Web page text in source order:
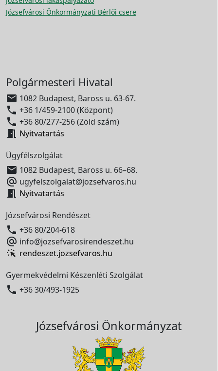
Józsefvárosi Önkormányzati Bérlői csere
Polgármesteri Hivatal
 1082 Budapest, Baross u. 63-67.
 +36 1/459-2100 (Központ)
 +36 80/277-256 (Zöld szám)
 Nyitvatartás
Ügyfélszolgálat
 1082 Budapest, Baross u. 66–68.
 ugyfelszolgalat@jozsefvaros.hu
 Nyitvatartás
Józsefvárosi Rendészet
 +36 80/204-618
 info@jozsefvarosirendeszet.hu
rendeszet.jozsefvaros.hu
Gyermekvédelmi Készenléti Szolgálat
 +36 30/493-1925
Józsefvárosi Önkormányzat